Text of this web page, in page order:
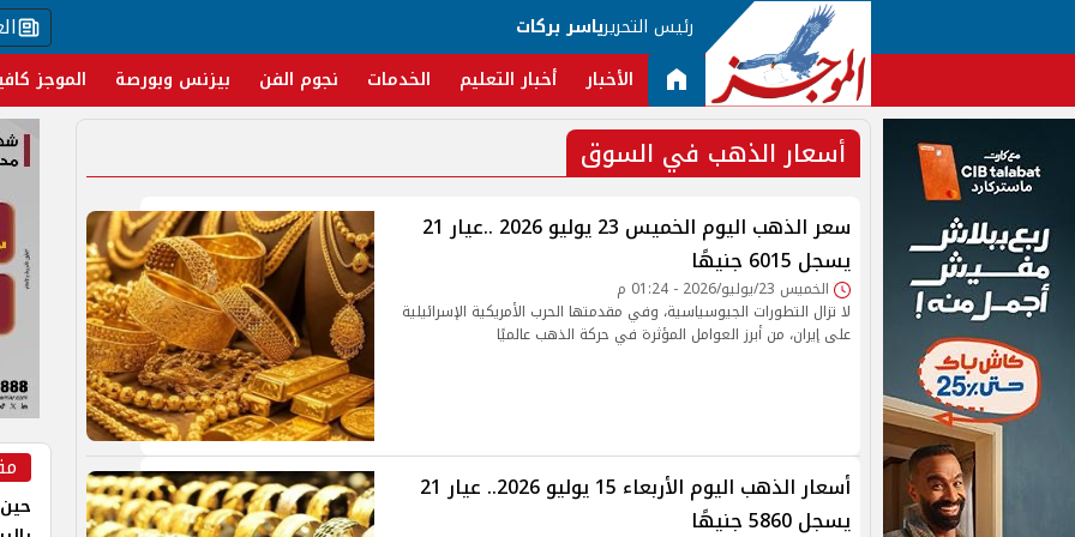
رئيس التحريرياسر بركات
الأخبار أخبار التعليم الخدمات نجوم الفن بيزنس وبورصة الموجز
أسعار الذهب في السوق
سعر الذهب اليوم الخميس 23 يوليو 2026 ..عيار 21
يسجل 6015 جنيهًا
الخميس 23/يوليو/2026 - 01:24 م
لا تزال التطورات الجيوسياسية، وفي مقدمتها الحرب الأمريكية الإسرائيلية
على إيران، من أبرز العوامل المؤثرة في حركة الذهب عالميًا
أسعار الذهب اليوم الأربعاء 15 يوليو 2026.. عيار 21
يسجل 5860 جنيهًا